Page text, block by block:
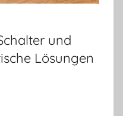
und
Lösungen